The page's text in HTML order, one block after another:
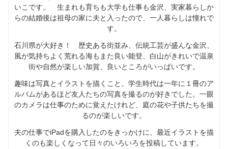
いこです。 生まれも育ちも大学も仕事も金沢、実家暮らしか
らの結婚後は祖母の家に夫と入ったので、一人暮らしは憧れで
す。
石川県が大好き！ 歴史ある街並み、伝統工芸が盛んな金沢、
風が気持ちよく荒れる海もまた良い能登、白山がきれいで温泉
街や自然が楽しい加賀、良いところがいっぱいです。
趣味は写真とイラストを描くこと。学生時代は一年に１冊のア
ルバムがあるほど友人たちの写真を撮るのが好きでした。一眼
のカメラは仕事のために覚えたけれど、庭の花や子供たちを撮
るのが楽しいです。
夫の仕事でiPadを購入したのをきっかけに、最近イラストを描
くのも楽しくなって日々のいろいろを投稿しています。